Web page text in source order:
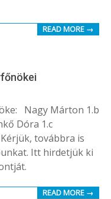
READ MORE →
Nagy Márton 1.b
Dóra 1.c
továbbra is
Itt hirdetjük ki
READ MORE →